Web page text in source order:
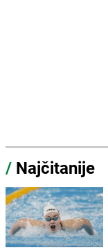
/ Najčitanije